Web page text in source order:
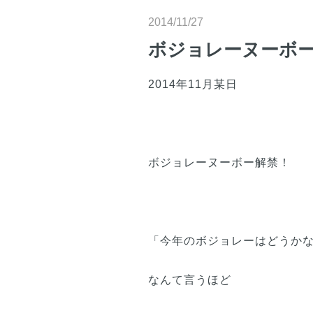
2014/11/27
ボジョレーヌーボ
2014年11月某日
ボジョレーヌーボー解禁！
「今年のボジョレーはどうかな
なんて言うほど